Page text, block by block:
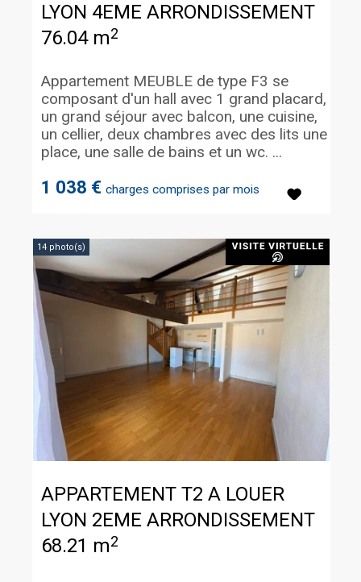
LYON 4EME ARRONDISSEMENT
76.04 m2
1 038 € charges comprises par mois
Appartement MEUBLE de type F3 se
composant d'un hall avec 1 grand placard,
un grand séjour avec balcon, une cuisine,
un cellier, deux chambres avec des lits une
place, une salle de bains et un wc. ...
14 photo(s)
APPARTEMENT T2 A LOUER
LYON 2EME ARRONDISSEMENT
68.21 m2